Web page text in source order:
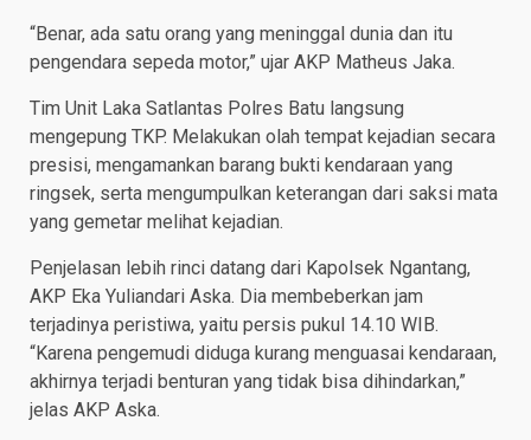
“Benar, ada satu orang yang meninggal dunia dan itu
pengendara sepeda motor,” ujar AKP Matheus Jaka.
Tim Unit Laka Satlantas Polres Batu langsung
mengepung TKP. Melakukan olah tempat kejadian secara
presisi, mengamankan barang bukti kendaraan yang
ringsek, serta mengumpulkan keterangan dari saksi mata
yang gemetar melihat kejadian.
Penjelasan lebih rinci datang dari Kapolsek Ngantang,
AKP Eka Yuliandari Aska. Dia membeberkan jam
terjadinya peristiwa, yaitu persis pukul 14.10 WIB.
“Karena pengemudi diduga kurang menguasai kendaraan,
akhirnya terjadi benturan yang tidak bisa dihindarkan,”
jelas AKP Aska.